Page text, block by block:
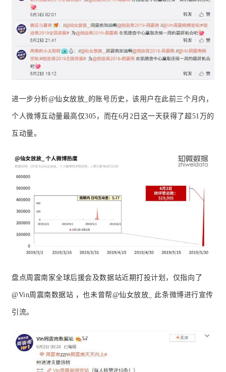
进一步分析@仙女放放_的账号历史，该用户在此前三个月内，
个人微博互动量最高仅305，而在6月2日这一天获得了超51万的
互动量。
盘点周震南家全球后援会及数据站近期打投计划，仅指向了
@Vin周震南数据站 ，也未曾帮@仙女放放_ 此条微博进行宣传
引流。